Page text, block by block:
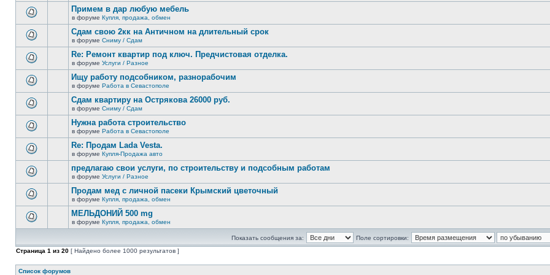
новых
непрочитанных
сообщений.
новых
непрочитанных
сообщений.
новых
непрочитанных
сообщений.
Примем в дар любую мебель
в форуме Купля, продажа, обмен
новых
непрочитанных
сообщений.
Сдам свою 2кк на Античном на длительный срок
в форуме Сниму / Сдам
новых
непрочитанных
сообщений.
Re: Ремонт квартир под ключ. Предчистовая отделка.
в форуме Услуги / Разное
новых
непрочитанных
сообщений.
Ищу работу подсобником, разнорабочим
в форуме Работа в Севастополе
новых
непрочитанных
сообщений.
Сдам квартиру на Острякова 26000 руб.
в форуме Сниму / Сдам
новых
непрочитанных
сообщений.
Нужна работа строительство
в форуме Работа в Севастополе
новых
непрочитанных
сообщений.
Re: Продам Lada Vesta.
в форуме Купля-Продажа авто
новых
непрочитанных
сообщений.
предлагаю свои услуги, по строительству и подсобным работам
в форуме Услуги / Разное
новых
сообщений.
Продам мед с личной пасеки Крымский цветочный
в форуме Купля, продажа, обмен
нет
новых
сообщений.
МЕЛЬДОНИЙ 500 mg
в форуме Купля, продажа, обмен
Показать сообщения за:
Поле сортировки:
Страница 1 из 20 [ Найдено более 1000 результатов ]
Список форумов